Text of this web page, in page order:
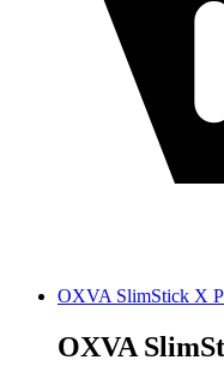
OXVA SlimStick X
OXVA